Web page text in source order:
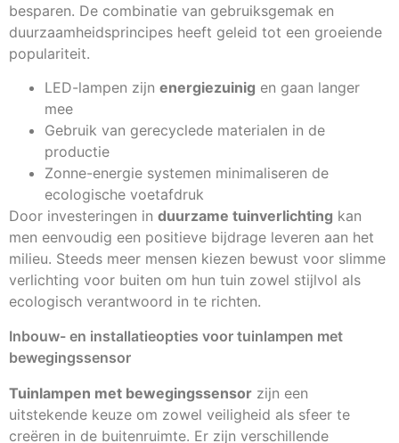
besparen. De combinatie van gebruiksgemak en
duurzaamheidsprincipes heeft geleid tot een groeiende
populariteit.
LED-lampen zijn energiezuinig en gaan langer
mee
Gebruik van gerecyclede materialen in de
productie
Zonne-energie systemen minimaliseren de
ecologische voetafdruk
Door investeringen in duurzame tuinverlichting kan
men eenvoudig een positieve bijdrage leveren aan het
milieu. Steeds meer mensen kiezen bewust voor slimme
verlichting voor buiten om hun tuin zowel stijlvol als
ecologisch verantwoord in te richten.
Inbouw- en installatieopties voor tuinlampen met
bewegingssensor
Tuinlampen met bewegingssensor zijn een
uitstekende keuze om zowel veiligheid als sfeer te
creëren in de buitenruimte. Er zijn verschillende